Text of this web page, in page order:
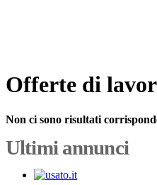
Offerte di
Non ci sono risultati
Ultimi annunci